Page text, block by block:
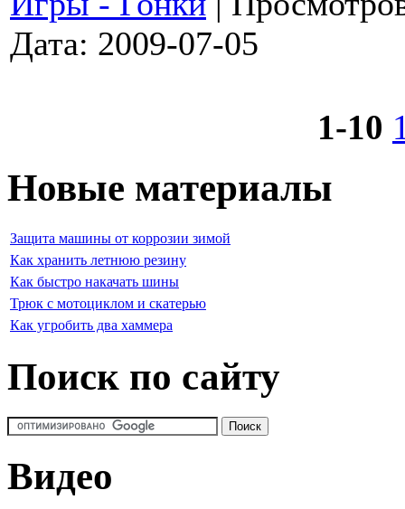
Дата: 2009-07-05
1-10
Новые материалы
Защита машины от коррозии зимой
Как хранить летнюю резину
Как быстро накачать шины
Трюк с мотоциклом и скатерью
Как угробить два хаммера
Поиск по сайту
Видео